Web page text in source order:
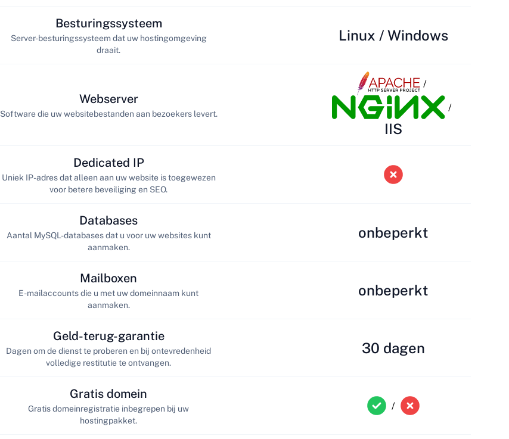
Besturingssysteem
Server-besturingssysteem dat uw hostingomgeving
draait.
Linux / Windows
Webserver
Software die uw websitebestanden aan bezoekers levert.
/
/
IIS
Dedicated IP
Uniek IP-adres dat alleen aan uw website is toegewezen
voor betere beveiliging en SEO.
Databases
Aantal MySQL-databases dat u voor uw websites kunt
aanmaken.
onbeperkt
Mailboxen
E-mailaccounts die u met uw domeinnaam kunt
aanmaken.
onbeperkt
Geld-terug-garantie
Dagen om de dienst te proberen en bij ontevredenheid
volledige restitutie te ontvangen.
30 dagen
Gratis domein
Gratis domeinregistratie inbegrepen bij uw
hostingpakket.
/